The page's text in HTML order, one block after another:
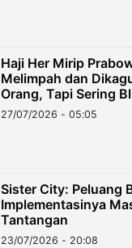
Haji Her Mirip
Melimpah dan
Orang, Tapi Sering
27/07/2026 - 05:05
Sister City: Peluang
Implementasinya
Tantangan
23/07/2026 - 20:08